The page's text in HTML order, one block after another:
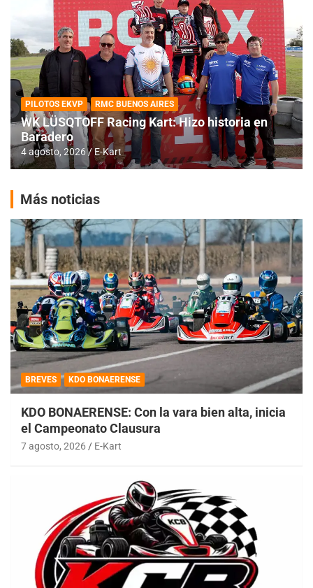
PILOTOS EKVP RMC BUENOS AIRES
WK LÜSQTOFF Racing Kart: Hizo historia en
Baradero
4 agosto, 2026 E-Kart
Más noticias
BREVES KDO BONAERENSE
KDO BONAERENSE: Con la vara bien alta, inicia
el Campeonato Clausura
7 agosto, 2026 E-Kart